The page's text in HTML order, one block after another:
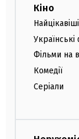
Кіно
Українські
Фільми на
Комедії
Серіали